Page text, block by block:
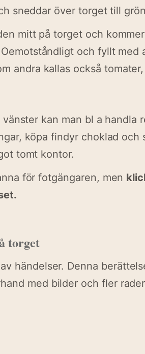
sneddar över torget till
mitt på torget och
och fyllt med
andra kallas också
vänster kan man bl a handla
köpa findyr choklad och
tomt kontor.
för fotgängaren, men
torget
händelser. Denna
med bilder och fler